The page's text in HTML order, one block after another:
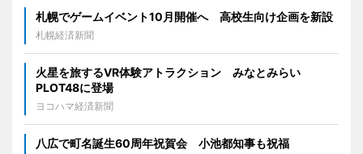
札幌でゲームイベント10月開催へ 高校生向け企画を新設
札幌経済新聞
火星を旅するVR体験アトラクション みなとみらい
PLOT48に登場
ヨコハマ経済新聞
八広で町名誕生60周年祝賀会 小池都知事も祝福